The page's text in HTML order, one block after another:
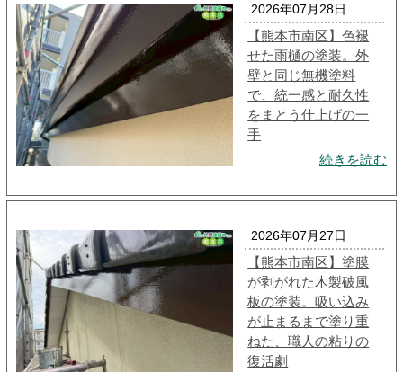
2026年07月28日
【熊本市南区】色褪
せた雨樋の塗装。外
壁と同じ無機塗料
で、統一感と耐久性
をまとう仕上げの一
手
続きを読む
2026年07月27日
【熊本市南区】塗膜
が剥がれた木製破風
板の塗装。吸い込み
が止まるまで塗り重
ねた、職人の粘りの
復活劇